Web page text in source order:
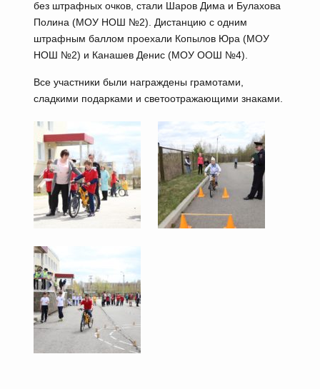
без штрафных очков, стали Шаров Дима и Булахова
Полина (МОУ НОШ №2). Дистанцию с одним
штрафным баллом проехали Копылов Юра (МОУ
НОШ №2) и Канашев Денис (МОУ ООШ №4).
Все участники были награждены грамотами,
сладкими подарками и светоотражающими знаками.